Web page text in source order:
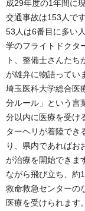
成29年度の1年間に
交通事故は153人で
53人は6番目に多い
学のフライトドクタ
ト、整備士さんた
が雄弁に物語ってい
埼玉医科大学総合医
分ルール」という言
分以内に医療を受け
ターヘリが着陸でき
り、県内であればお
が治療を開始できま
ながら飛び立ち、約
救命救急センターの
医療を受けられます